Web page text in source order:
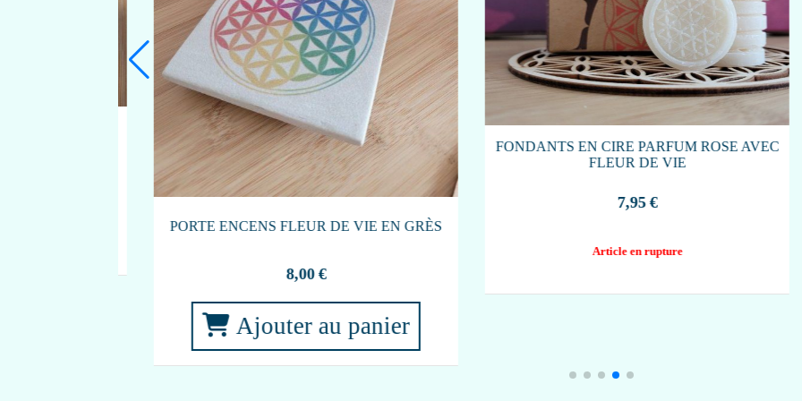
BAGUE MALACHITE ET ARGENT 925
TAILLE 59
36,00 €
Ajouter au panier
MALACHITE EN ARGENT DORÉ
Ajouter au panier